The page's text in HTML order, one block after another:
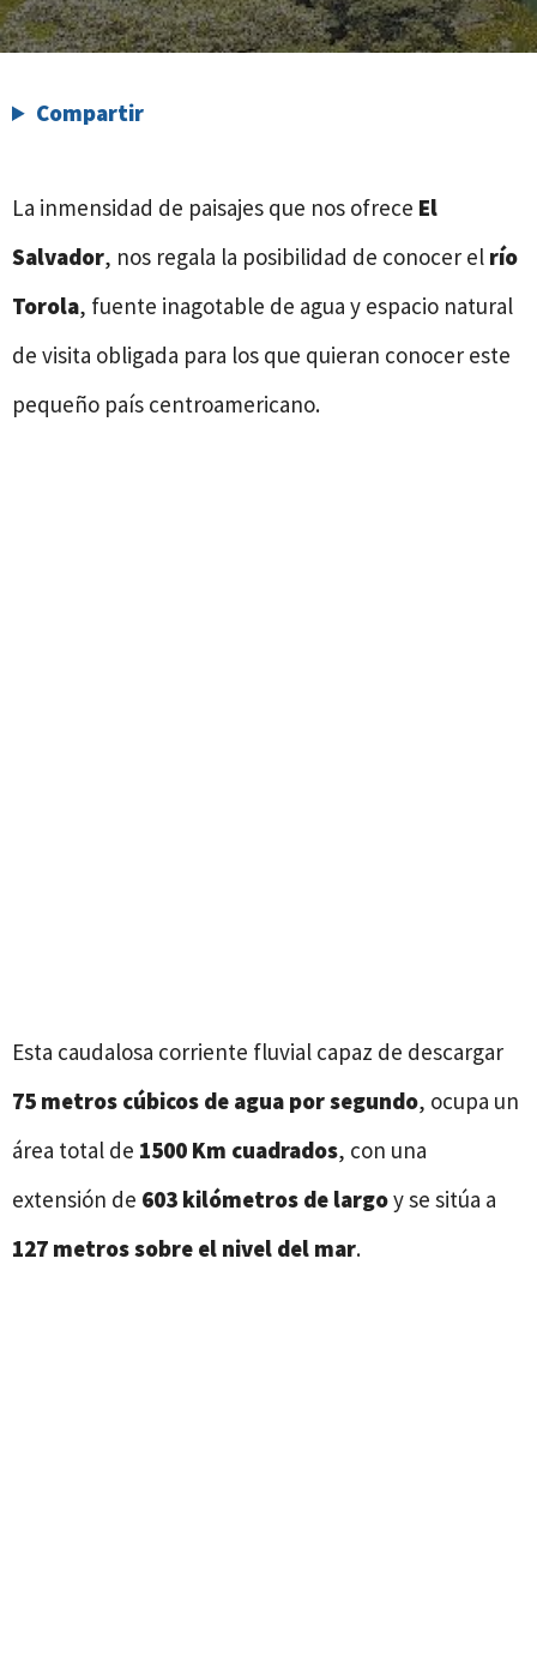
Compartir
La inmensidad de paisajes que nos ofrece El
Salvador, nos regala la posibilidad de conocer el río
Torola, fuente inagotable de agua y espacio natural
de visita obligada para los que quieran conocer este
pequeño país centroamericano.
Esta caudalosa corriente fluvial capaz de descargar
75 metros cúbicos de agua por segundo, ocupa un
área total de 1500 Km cuadrados, con una
extensión de 603 kilómetros de largoy se sitúa a
127 metros sobre el nivel del mar.